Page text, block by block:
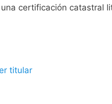
certificación catastral
titular